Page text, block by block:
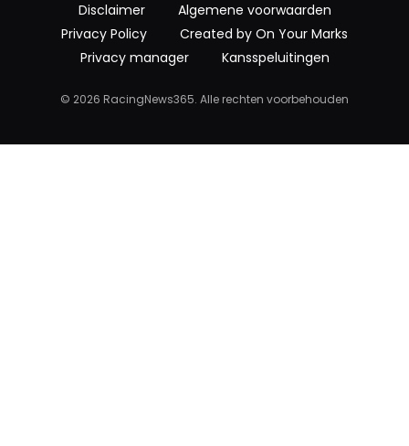
Disclaimer
Algemene voorwaarden
Privacy Policy
Created by On Your Marks
Privacy manager
Kansspeluitingen
© 2026 RacingNews365. Alle rechten voorbehouden